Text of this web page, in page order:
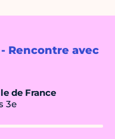
- Rencontre avec
de France
3e